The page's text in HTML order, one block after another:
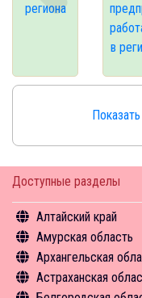
Доступные разделы
Алтайский край
Общая информация
Объекты
Инфрастуктура
Амурская область
Общая
Объекты
Архангельская
Общая
Астраханская
региона
в